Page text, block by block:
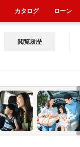
閲覧履歴
カタログ ローン